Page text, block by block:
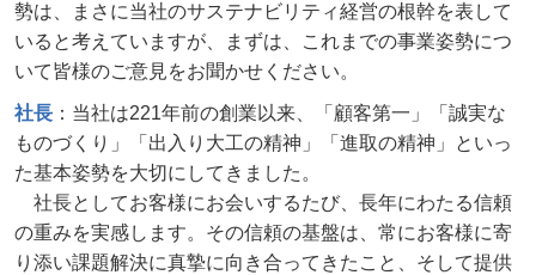
勢は、まさに当社のサステナビリティ経営の根幹を表して
いると考えていますが、まずは、これまでの事業姿勢につ
いて皆様のご意見をお聞かせください。
社長 ：当社は221年前の創業以来、「顧客第一」「誠実な
ものづくり」「出入り大工の精神」「進取の精神」といっ
た基本姿勢を大切にしてきました。
社長としてお客様にお会いするたび、長年にわたる信頼
の重みを実感します。その信頼の基盤は、常にお客様に寄
り添い課題解決に真摯に向き合ってきたこと、そして提供